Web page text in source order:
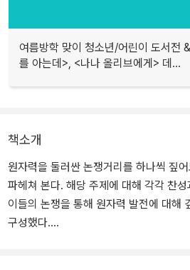
여름방학 맞이 청소년/어린이 도서전
를 아는데>, <나나 올리브에게> 데...
책소개
원자력을 둘러싼 논쟁거리를 하나씩 짚
파헤쳐 본다. 해당 주제에 대해 각각 찬
이들의 논쟁을 통해 원자력 발전에 대해
구성했다.